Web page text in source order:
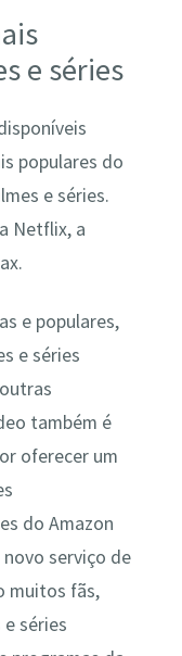
e séries
populares do
e séries.
Netflix, a
e populares,
e séries
também é
oferecer um
do Amazon
novo serviço de
muitos fãs,
séries